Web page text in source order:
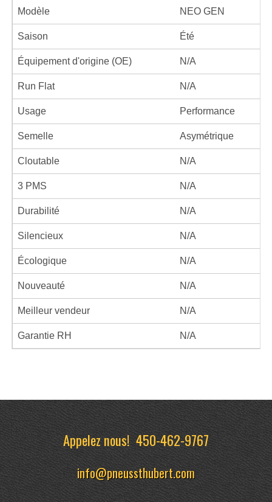
Modèle NEO GEN
Saison Été
Équipement d'origine (OE) N/A
Run Flat N/A
Usage Performance
Semelle Asymétrique
Cloutable N/A
3 PMS N/A
Durabilité N/A
Silencieux N/A
Écologique N/A
Nouveauté N/A
Meilleur vendeur N/A
Garantie RH N/A
Appelez nous!450-462-9767
info@pneussthubert.com